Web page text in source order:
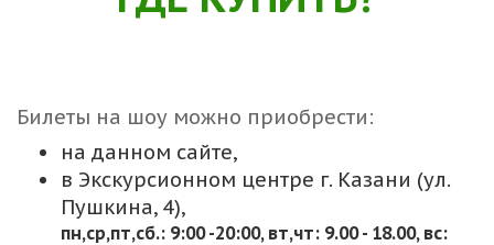
Билеты на шоу можно приобрести:
на данном сайте,
в Экскурсионном центре г. Казани (ул.
Пушкина, 4),
пн,cр,пт,сб.: 9:00 -20:00, вт,чт: 9.00 - 18.00, вс: